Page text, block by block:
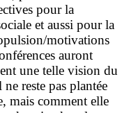
pour la
et aussi pour la
motivations
auront
une telle vision du
reste pas plantée
mais comment elle